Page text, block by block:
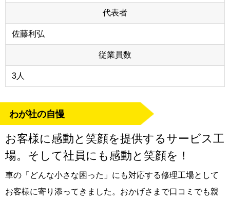
代表者
佐藤利弘
従業員数
3人
わが社の自慢
お客様に感動と笑顔を提供するサービス工
場。そして社員にも感動と笑顔を！
車の「どんな小さな困った」にも対応する修理工場として
お客様に寄り添ってきました。おかげさまで口コミでも親